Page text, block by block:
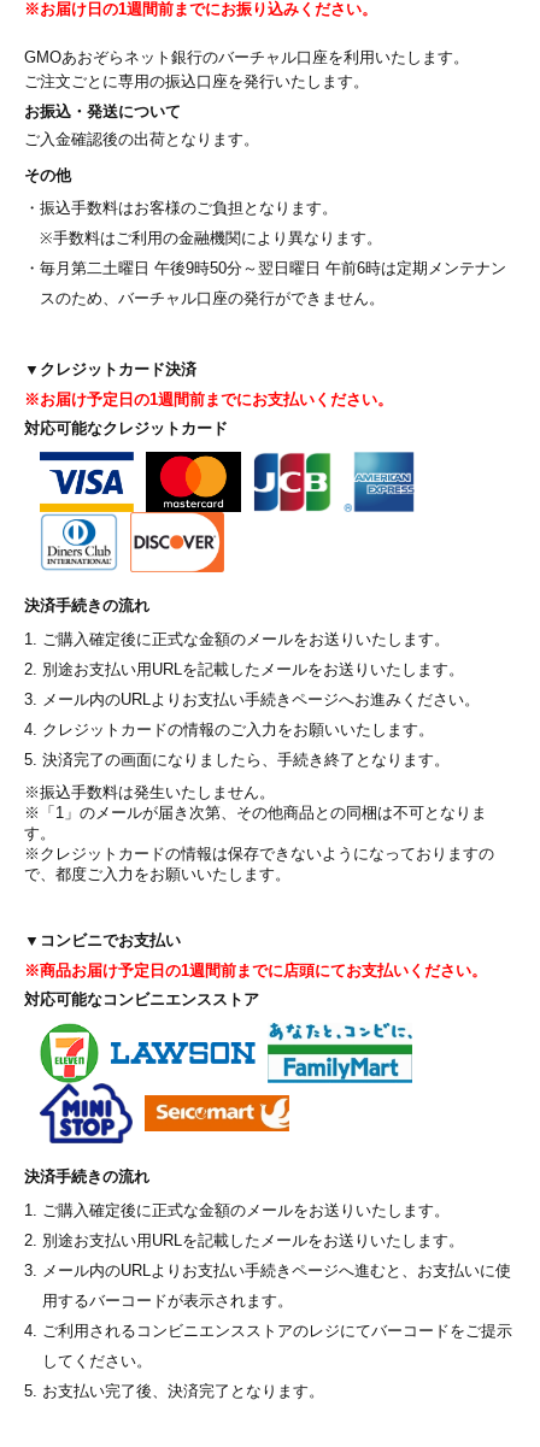
※お届け日の1週間前までにお振り込みください。
GMOあおぞらネット銀行のバーチャル口座を利用いたします。
ご注文ごとに専用の振込口座を発行いたします。
お振込・発送について
ご入金確認後の出荷となります。
その他
振込手数料はお客様のご負担となります。
※手数料はご利用の金融機関により異なります。
毎月第二土曜日 午後9時50分～翌日曜日 午前6時は定期メンテナン
スのため、バーチャル口座の発行ができません。
▼クレジットカード決済
※お届け予定日の1週間前までにお支払いください。
対応可能なクレジットカード
決済手続きの流れ
ご購入確定後に正式な金額のメールをお送りいたします。
別途お支払い用URLを記載したメールをお送りいたします。
メール内のURLよりお支払い手続きページへお進みください。
クレジットカードの情報のご入力をお願いいたします。
決済完了の画面になりましたら、手続き終了となります。
※振込手数料は発生いたしません。
※「1」のメールが届き次第、その他商品との同梱は不可となりま
す。
※クレジットカードの情報は保存できないようになっておりますの
で、都度ご入力をお願いいたします。
▼コンビニでお支払い
※商品お届け予定日の1週間前までに店頭にてお支払いください。
対応可能なコンビニエンスストア
決済手続きの流れ
ご購入確定後に正式な金額のメールをお送りいたします。
別途お支払い用URLを記載したメールをお送りいたします。
メール内のURLよりお支払い手続きページへ進むと、お支払いに使
用するバーコードが表示されます。
ご利用されるコンビニエンスストアのレジにてバーコードをご提示
してください。
お支払い完了後、決済完了となります。